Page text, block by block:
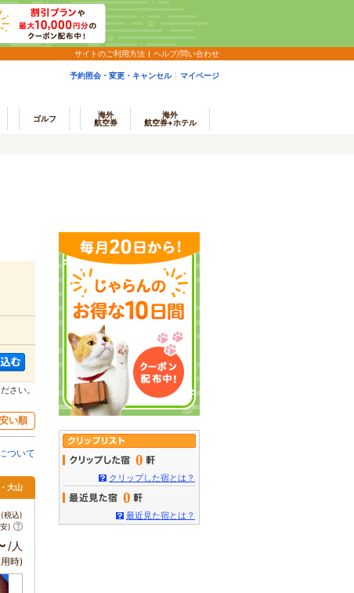
サイトのご利用方法 ヘルプ/問い合わせ
予約照会・変更・キャンセル マイページ
ゴルフ
海外
航空券
海外
航空券+ホテル
さい。
い順
ついて
大山
税込)
)
/人
時)
0
クリップした宿とは？
0
最近見た宿とは？